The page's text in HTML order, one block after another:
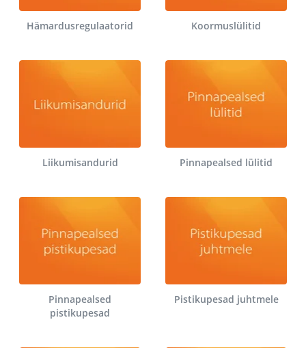
Hämardusregulaatorid Koormuslülitid
Liikumisandurid Pinnapealsed lülitid
Pinnapealsed
pistikupesad
Pistikupesad juhtmele